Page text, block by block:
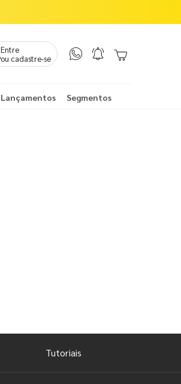
Entre
ou cadastre-se
Lançamentos Segmentos
Tutoriais